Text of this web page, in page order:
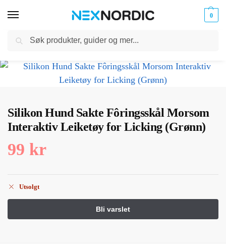
0
til
Kabler
Silikon Hund Sakte Fôringsskål Morsom
Interaktiv Leiketøy for Licking (Grønn)
99 kr
Utsolgt